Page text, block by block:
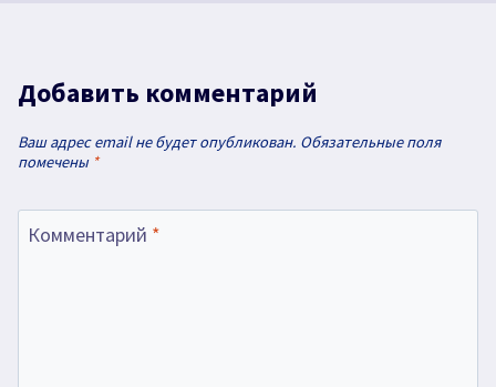
Добавить комментарий
Ваш адрес email не будет опубликован. Обязательные поля
помечены *
Комментарий *